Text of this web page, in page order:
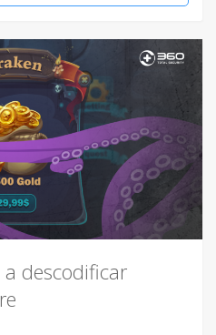
descodificar